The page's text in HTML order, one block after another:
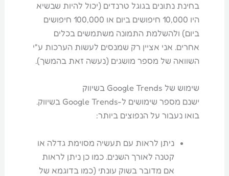
בחינת נתונים בגוגל טרנדים (יכול להיות שבשיא
היו 10,000 חיפושים ביום או 100,000 חיפושים
ביום) ולהשלמת התמונה משתמשים בכלים
אחרים. אני אציין רק שמנסים לעשות הערכות ע"י
השוואה של מספר מושגים (נעשה זאת בהמשך).
שימוש של Google Trends בשיווק
ישנם מספר שימושים ל-Google Trends בשיווק.
בואו נעבור על הנפוצים ביותר:
ניתן לראות עם תעשיה מסוימת גדלה או
קטנה לאורך השנים. כמו כן ניתן לראות
אם מדובר בשוק עונתי (כמו בדוגמא של